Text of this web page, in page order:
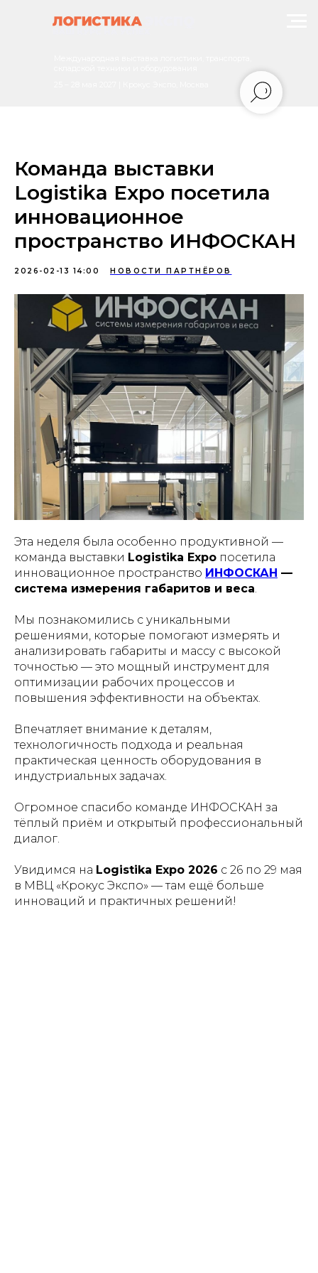
Команда выставки
Logistika Expo посетила
инновационное
пространство ИНФОСКАН
2026-02-13 14:00 НОВОСТИ ПАРТНЁРОВ
Эта неделя была особенно продуктивной —
команда выставки Logistika Expo посетила
инновационное пространство ИНФОСКАН —
система измерения габаритов и веса.
Мы познакомились с уникальными
решениями, которые помогают измерять и
анализировать габариты и массу с высокой
точностью — это мощный инструмент для
оптимизации рабочих процессов и
повышения эффективности на объектах. ️
Впечатляет внимание к деталям,
технологичность подхода и реальная
практическая ценность оборудования в
индустриальных задачах.
Огромное спасибо команде ИНФОСКАН за
тёплый приём и открытый профессиональный
диалог.
Увидимся на Logistika Expo 2026 с 26 по 29 мая
в МВЦ «Крокус Экспо» — там ещё больше
инноваций и практичных решений!